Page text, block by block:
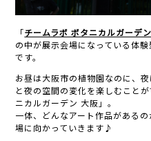
「チームラボ ボタニカルガーデ
の中が展示会場になっている体
です。
お昼は大阪市の植物園なのに、
と夜の空間の変化を楽しむこと
ニカルガーデン 大阪」。
一体、どんなアート作品がある
場に向かっていきます♪